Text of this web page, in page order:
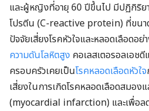
และผู้หญิงที่อายุ 60 ปีขึ้นไป มีปฏิกิริย
โปรตีน (C-reactive protein) ที่ขนา
ปัจจัยเสี่ยงโรคหัวใจและหลอดเลือดอ
ความดันโลหิตสูง คอเลสเตอรอลเอชดี
ครอบครัวเคยเป็นโรคหลอดเลือดหัวใจ
เสี่ยงในการเกิดโรคหลอดเลือดสมอง
(myocardial infarction) และเพื่อล